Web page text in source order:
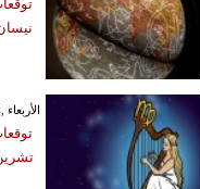
نيسان إلى
GMT 06:46 2021 الأربعاء ,03 تشرين الثاني / نوفمبر
تشرين